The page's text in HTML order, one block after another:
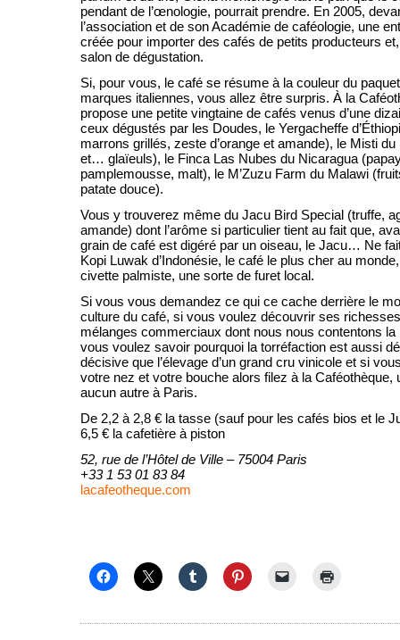
pendant de l’œnologie, pourrait prendre. En 2005,
l’association et de son Académie de caféologie, une
créée pour importer des cafés de petits producteurs
salon de dégustation.
Si, pour vous, le café se résume à la couleur du
marques italiennes, vous allez être surpris. À la
propose une petite vingtaine de cafés venus d’une
ceux dégustés par les Doudes, le Yergacheffe
marrons grillés, zeste d’orange et amande), le Misti
et… glaïeuls), le Finca Las Nubes du Nicaragua
pamplemousse, malt), le M’Zuzu Farm du Malawi
patate douce).
Vous y trouverez même du Jacu Bird Special (truffe,
amande) dont l’arôme si particulier tient au fait que,
grain de café est digéré par un oiseau, le Jacu… Ne
Kopi Luwak d’Indonésie, le café le plus cher au
civette palmiste, une sorte de furet local.
Si vous vous demandez ce qui ce cache derrière le
culture du café, si vous voulez découvrir ses
mélanges commerciaux dont nous nous contentons
vous voulez savoir pourquoi la torréfaction est aussi
décisive que l’élevage d’un grand cru vinicole et si
votre nez et votre bouche alors filez à la Caféothèque,
aucun autre à Paris.
De 2,2 à 2,8 € la tasse (sauf pour les cafés bios et le
6,5 € la cafetière à piston
52, rue de l’Hôtel de Ville – 75004 Paris
+33 1 53 01 83 84
lacafeotheque.com